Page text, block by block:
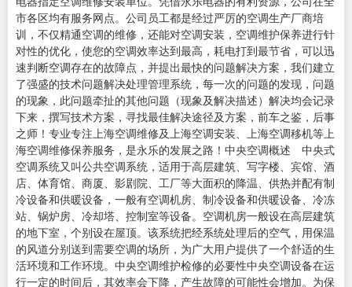
市各区均有服务网点。公司员工都是经过严厉的空调生产厂商培
训，不仅精通空调的维修，还能对空调安装，空调维护保养进行针
对性的优化，使您的空调效率达到最高，耗电打到最节省，可以迅
速判断空调存在的故障点，并提出最快的问题解决方案，我们建立
了强盛的技术问题解决处理管理系统，每一次的问题的发现，问题
的现象，此问题牵扯的其他问题（现象及解决描述）解决均会记录
下来，撰写技术方案，寻找最佳解决途径及方案，前车之鉴，后事
之师！专业专注上海空调维修及上海空调安装、上海空调移机等上
海空调维修保养服务，是永乐的发展之路！中央空调概述 中央式
空调系统又叫公共空调系统，适用于高层建筑、写字楼、宾馆、酒
店、体育馆、商厦、影剧院、工厂等大面积的降温、供热并配有制
冷设备和供暖设备，一般有空调机房、制冷设备和供暖设备、冷冻
站、锅炉房、冷却塔、控制室等设备。空调机房一般设在高层建筑
的地下室，个别设在屋顶。该系统把经系统处理后的空气，用保温
的风道分别送到需要空调的场所，为广大用户提供了一个舒适的生
活环境和工作环境。中央空调维护检修的必要性中央空调设备在运
行一定的时间后，其效率会下降，产生故障的可能性会增加。为保